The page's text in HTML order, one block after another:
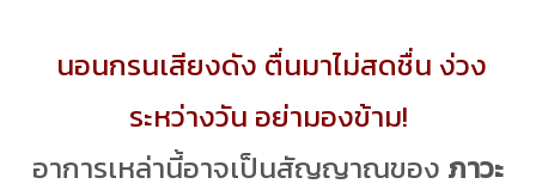
นอนกรนเสียงดัง ตื่นมาไม่สดชื่น ง่วง
ระหว่างวัน อย่ามองข้าม!
อาการเหล่านี้อาจเป็นสัญญาณของ ภาวะ